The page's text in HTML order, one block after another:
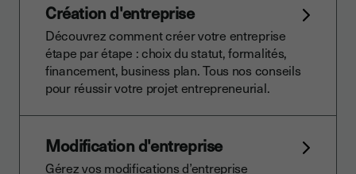
Création d'entreprise
Découvrez comment créer votre entreprise
étape par étape : choix du statut, formalités,
financement, business plan. Tous nos conseils
pour réussir votre projet entrepreneurial.
Modification d'entreprise
Gérez vos modifications d’entreprise